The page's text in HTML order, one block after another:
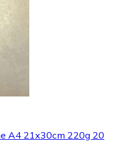
A4 21x30cm 220g 20